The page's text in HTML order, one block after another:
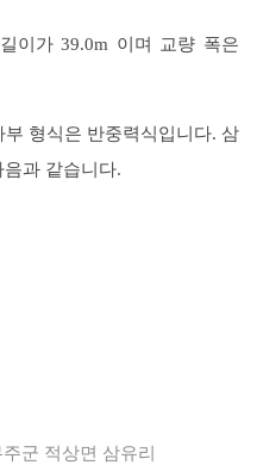
이가 39.0m 이며 교량 폭은
형식은 반중력식입니다. 삼
과 같습니다.
군 적상면 삼유리